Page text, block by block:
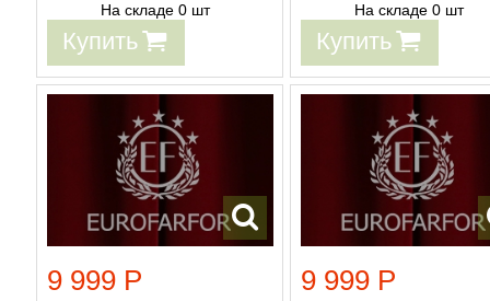
На складе 0 шт
Купить
На складе 0 шт
Купить
9 999 Р 9 999 Р